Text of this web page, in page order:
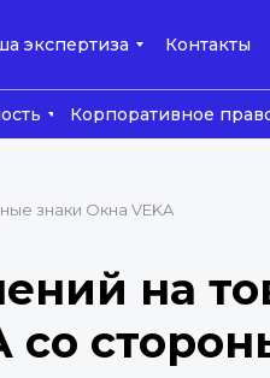
экспертиза Контакты
Корпоративное
знаки Окна VEKA
на
со